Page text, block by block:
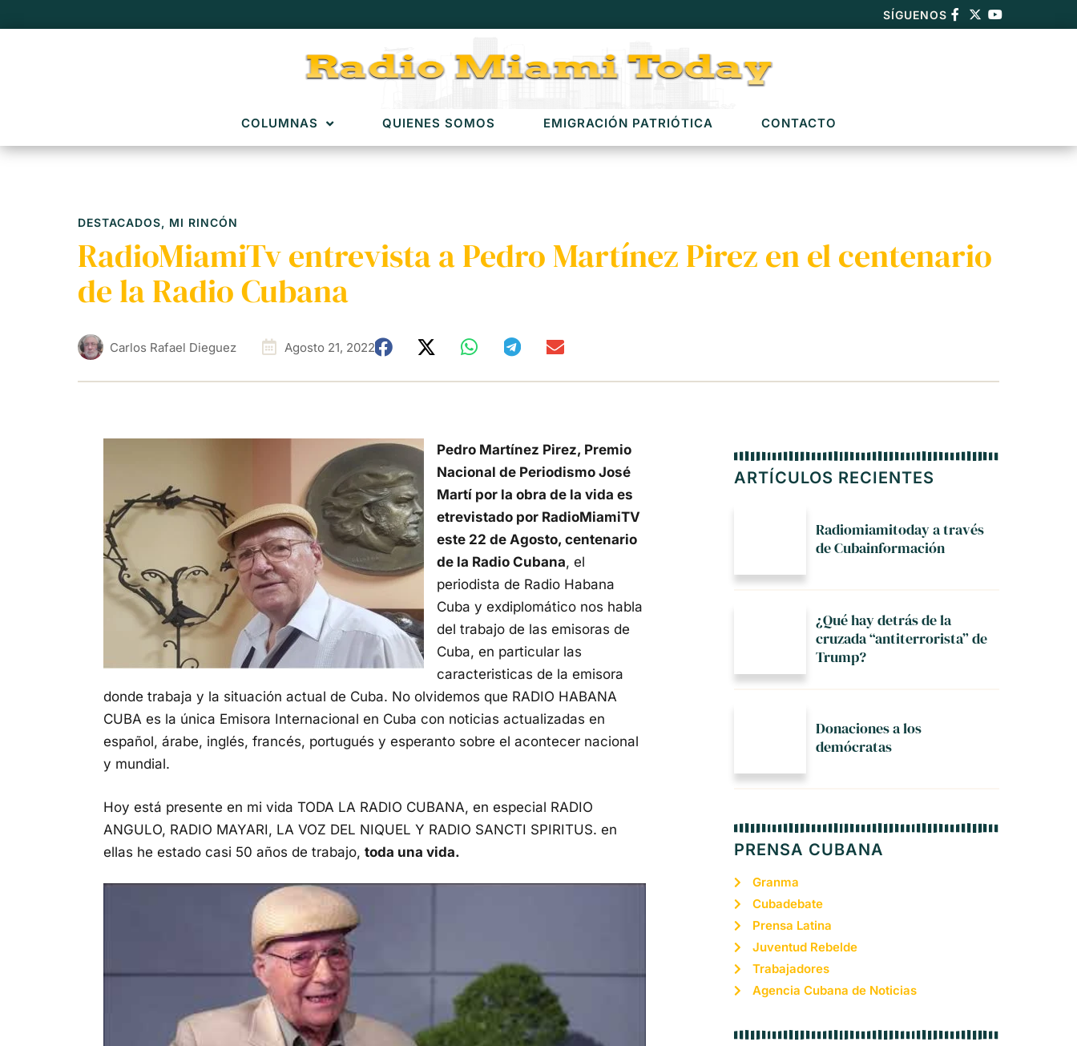
SÍGUENOS
COLUMNAS QUIENES SOMOS EMIGRACIÓN PATRIÓTICA CONTACTO
DESTACADOS, MI RINCÓN
RadioMiamiTv entrevista a Pedro Martínez Pirez en el centenario
de la Radio Cubana
Carlos Rafael Dieguez Agosto 21, 2022
Pedro Martínez Pirez, Premio
Nacional de Periodismo José
Martí por la obra de la vida es
etrevistado por RadioMiamiTV
este 22 de Agosto, centenario
de la Radio Cubana, el
periodista de Radio Habana
Cuba y exdiplomático nos habla
del trabajo de las emisoras de
Cuba, en particular las
caracteristicas de la emisora
donde trabaja y la situación actual de Cuba. No olvidemos que RADIO HABANA
CUBA es la única Emisora Internacional en Cuba con noticias actualizadas en
español, árabe, inglés, francés, portugués y esperanto sobre el acontecer nacional
y mundial.
Hoy está presente en mi vida TODA LA RADIO CUBANA, en especial RADIO
ANGULO, RADIO MAYARI, LA VOZ DEL NIQUEL Y RADIO SANCTI SPIRITUS. en
ellas he estado casi 50 años de trabajo, toda una vida.
ARTÍCULOS RECIENTES
Radiomiamitoday a través
de Cubainformación
¿Qué hay detrás de la
cruzada “antiterrorista” de
Trump?
Donaciones a los
demócratas
PRENSA CUBANA
Granma
Cubadebate
Prensa Latina
Juventud Rebelde
Trabajadores
Agencia Cubana de Noticias